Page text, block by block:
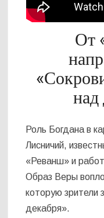
От
над
Роль Богдана в
Лисничий,
«Реванш» и
Образ Веры
которую зрители
декабря».